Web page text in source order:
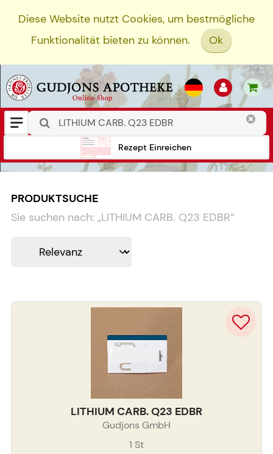
Diese Website nutzt Cookies, um bestmögliche
Funktionalität bieten zu können.
Ok
Rezept Einreichen
PRODUKTSUCHE
Sie suchen nach: „LITHIUM CARB. Q23 EDBR“
LITHIUM CARB. Q23 EDBR
Gudjons GmbH
1 St